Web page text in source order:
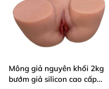
Mông giả nguyên khối 2kg
bướm giả silicon cao cấp